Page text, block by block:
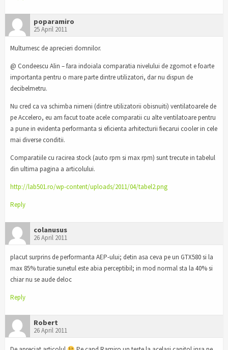
poparamiro
25 April 2011
Multumesc de aprecieri domnilor.
@ Condeescu Alin – fara indoiala comparatia nivelului de zgomot e foarte
importanta pentru o mare parte dintre utilizatori, dar nu dispun de
decibelmetru.
Nu cred ca va schimba nimeni (dintre utilizatorii obisnuiti) ventilatoarele de
pe Accelero, eu am facut toate acele comparatii cu alte ventilatoare pentru
a pune in evidenta performanta si eficienta arhitecturii fiecarui cooler in cele
mai diverse conditii.
Comparatiile cu racirea stock (auto rpm si max rpm) sunt trecute in tabelul
din ultima pagina a articolului.
http://lab501.ro/wp-content/uploads/2011/04/tabel2.png
Reply
colanusus
26 April 2011
placut surprins de performanta AEP-ului; detin asa ceva pe un GTX580 si la
max 85% turatie sunetul este abia perceptibil; in mod normal sta la 40% si
chiar nu se aude deloc
Reply
Robert
26 April 2011